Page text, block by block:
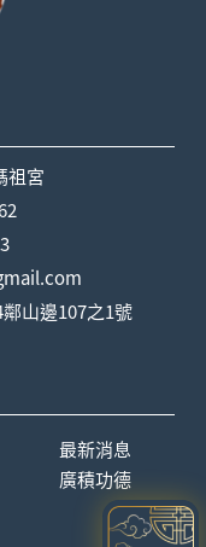
祖宮
山邊107之1號
最新消息
廣積功德